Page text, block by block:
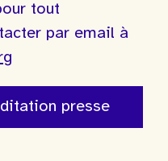
tout
par email à
presse